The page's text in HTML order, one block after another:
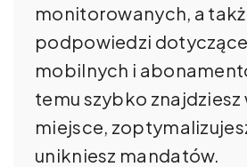
monitorowanych, a
podpowiedzi
mobilnych i
temu szybko znajdziesz
miejsce,
unikniesz mandatów.